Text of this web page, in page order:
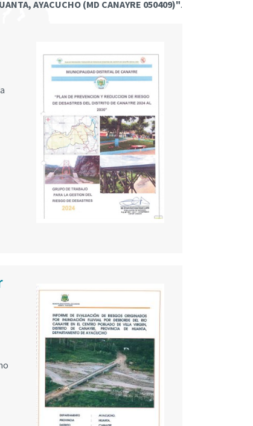
AYACUCHO (MD CANAYRE 050409)".